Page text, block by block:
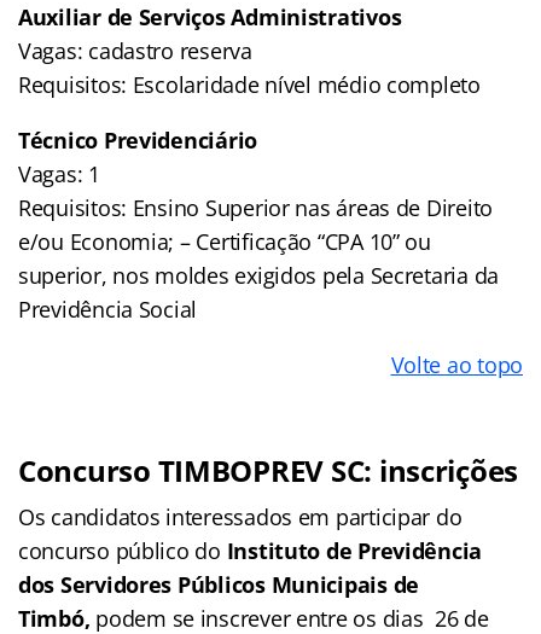
Auxiliar de Serviços Administrativos
Vagas: cadastro reserva
Requisitos: Escolaridade nível médio completo
Técnico Previdenciário
Vagas: 1
Requisitos: Ensino Superior nas áreas de Direito
e/ou Economia; – Certificação “CPA 10” ou
superior, nos moldes exigidos pela Secretaria da
Previdência Social
Volte ao topo
Concurso TIMBOPREV SC: inscrições
Os candidatos interessados em participar do
concurso público do Instituto de Previdência
dos Servidores Públicos Municipais de
Timbó, podem se inscrever entre os dias 26 de